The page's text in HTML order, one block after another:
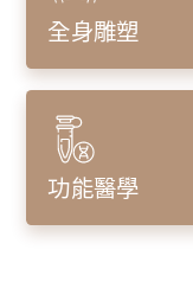
全身雕塑
功能醫學